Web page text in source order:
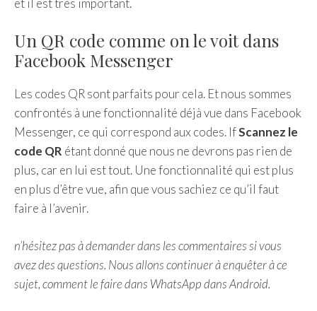
Un QR code comme on le voit dans
Facebook Messenger
Les codes QR sont parfaits pour cela. Et nous sommes
confrontés à une fonctionnalité déjà vue dans Facebook
Messenger, ce qui correspond aux codes. IfScannez le
code QR étant donné que nous ne devrons pas rien de
plus, car en lui est tout. Une fonctionnalité qui est plus
en plus d’être vue, afin que vous sachiez ce qu’il faut
faire à l’avenir.
n’hésitez pas à demander dans les commentaires si vous
avez des questions. Nous allons continuer à enquêter à ce
sujet, comment le faire dans WhatsApp dans Android.